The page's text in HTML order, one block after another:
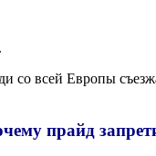
со всей Европы
прайд